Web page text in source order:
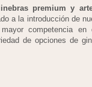
premium y
a la introducción de
competencia
de opciones de